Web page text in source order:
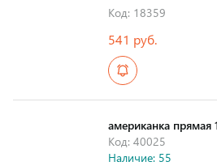
Код: 18359
541 руб.
американка прямая
Код: 40025
Наличие: 55